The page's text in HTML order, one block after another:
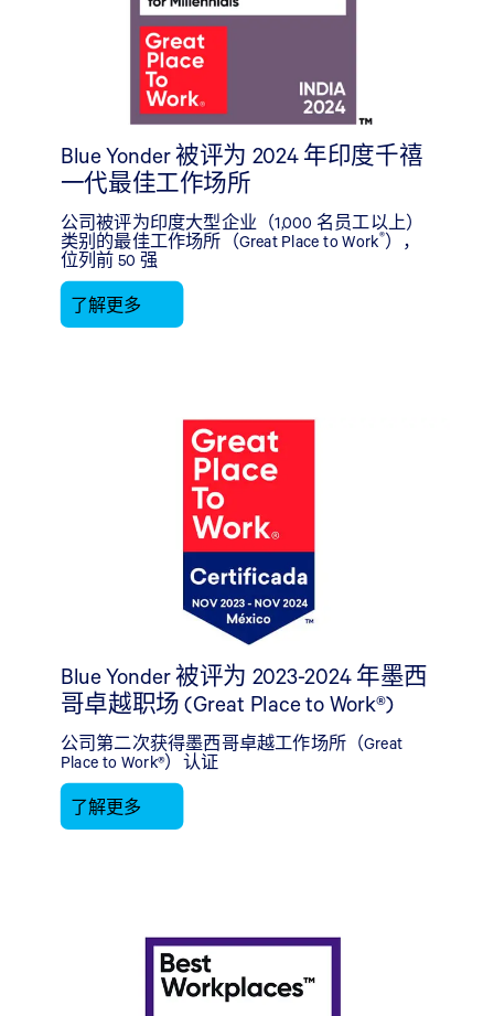
Blue Yonder 被评为 2024 年印度千禧
一代最佳工作场所
公司被评为印度大型企业（1,000 名员工以上）
类别的最佳工作场所（Great Place to Work®），
位列前 50 强
了解更多
Blue Yonder 被评为 2023-2024 年墨西
哥卓越职场 (Great Place to Work®)
公司第二次获得墨西哥卓越工作场所（Great
Place to Work®）认证
了解更多